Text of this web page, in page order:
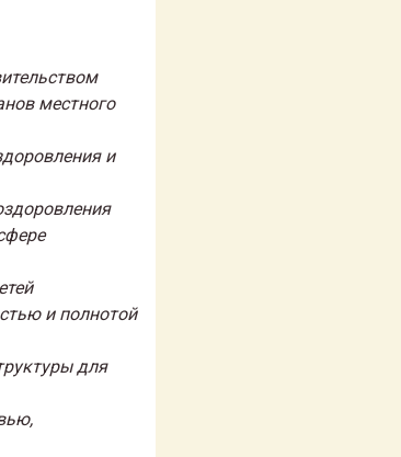
местного
и
и полнотой
для